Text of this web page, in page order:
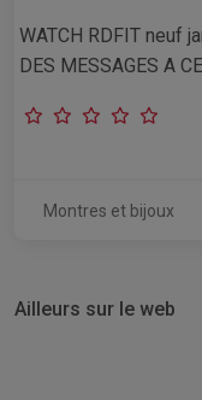
WATCH RDFIT neuf
DES MESSAGES A
Montres et bijoux
Ailleurs sur le web